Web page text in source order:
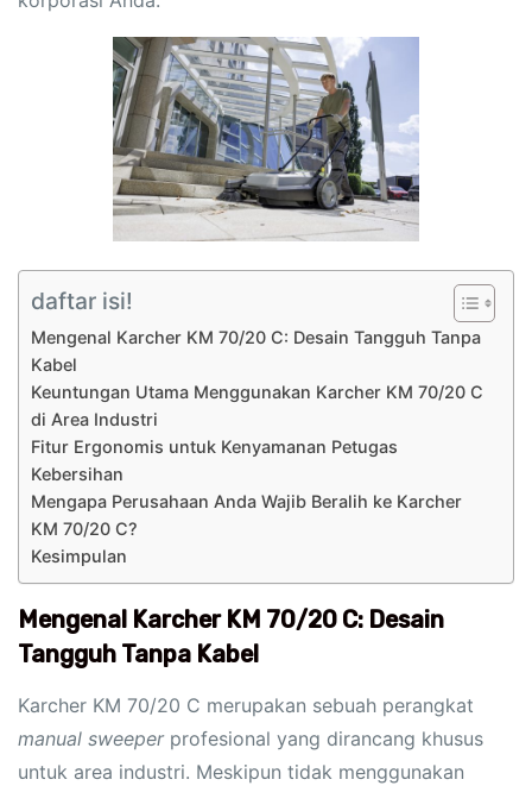
daftar isi!
Mengenal Karcher KM 70/20 C: Desain Tangguh Tanpa
Kabel
Keuntungan Utama Menggunakan Karcher KM 70/20 C
di Area Industri
Fitur Ergonomis untuk Kenyamanan Petugas
Kebersihan
Mengapa Perusahaan Anda Wajib Beralih ke Karcher
KM 70/20 C?
Kesimpulan
Mengenal Karcher KM 70/20 C: Desain
Tangguh Tanpa Kabel
Karcher KM 70/20 C merupakan sebuah perangkat
manual sweeperprofesional yang dirancang khusus
untuk area industri. Meskipun tidak menggunakan